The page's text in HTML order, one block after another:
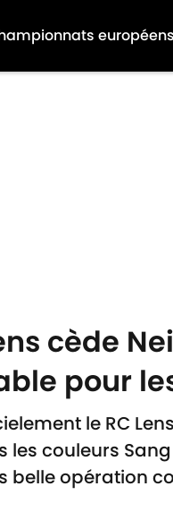
européens
cède
pour
le RC
les couleurs
belle opération